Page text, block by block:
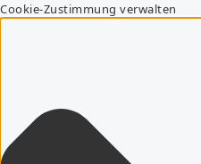
Cookie-Zustimmung verwalten